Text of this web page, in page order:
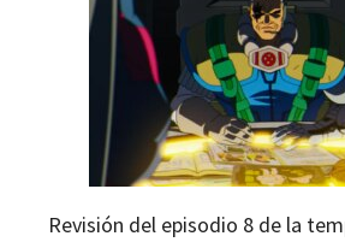
Revisión del episodio 8 de la